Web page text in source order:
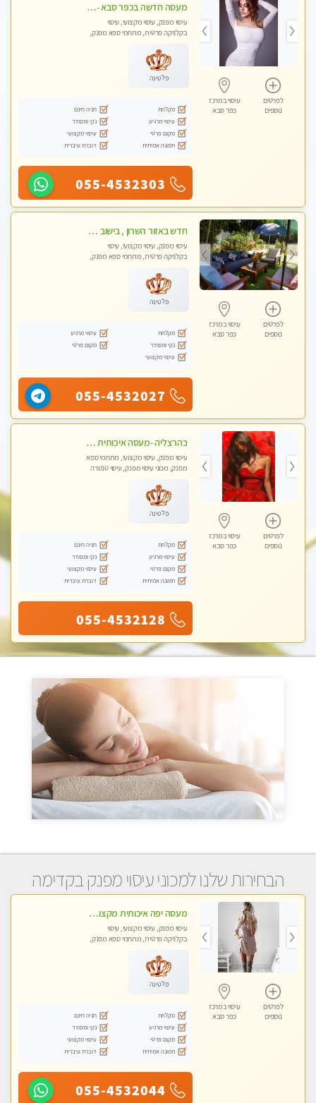
לפרטים
נוספים
עיסוי במרכז
כפר סבא
מעסה חדשה בכפר סבא -מומלץ לחלוטין!!!! מעסה מקצועית צעירה ואיכותית פרטי!!!
עיסוי מפנק, עיסוי מקצועי, עיסוי
בקלניקה פרטית, מתחמי ספא מפנק,
פלטינה
מקלחת
חניה חינם
עיסוי מרגיע
נקי ומסודר
מקום פרטי
עיסוי מקצועי
תמונה אמיתית
דוברת עיברית
055-4532303
לפרטים
נוספים
עיסוי במרכז
כפר סבא
חדש באזור השרון , בישוב ניצני עוז ! נבחרת מטפלות ומטפלים -טלגרם @e_itan
עיסוי מפנק, עיסוי מקצועי, עיסוי
בקלניקה פרטית, מתחמי ספא מפנק,
פלטינה
מקלחת
עיסוי מרגיע
נקי ומסודר
מקום פרטי
עיסוי מקצועי
055-4532027
לפרטים
נוספים
עיסוי במרכז
כפר סבא
בהרצליה -מעסה איכותית מקצועית ומפנקת
עיסוי מפנק, עיסוי מקצועי, מתחמי ספא
מפנק, מכוני עיסוי מפנק, עיסוי טנטרה
פלטינה
מקלחת
חניה חינם
עיסוי מרגיע
נקי ומסודר
מקום פרטי
עיסוי מקצועי
תמונה אמיתית
דוברת עיברית
055-4532128
הבחירות שלנו למכוני עיסוי מפנק בקדימה
לפרטים
נוספים
עיסוי במרכז
כפר סבא
מעסה יפה איכותית מקצועית ומפנקת מאוד פרטי מומלץ בחום
עיסוי מפנק, עיסוי מקצועי, עיסוי
בקלניקה פרטית, מתחמי ספא מפנק,
פלטינה
מקלחת
חניה חינם
עיסוי מרגיע
נקי ומסודר
מקום פרטי
עיסוי מקצועי
תמונה אמיתית
דוברת עיברית
055-4532044